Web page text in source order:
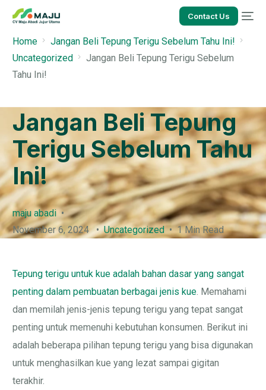
Contact Us
Home
Jangan Beli Tepung Terigu Sebelum Tahu Ini!
Uncategorized
Jangan Beli Tepung Terigu Sebelum
Tahu Ini!
Jangan Beli Tepung
Terigu Sebelum Tahu
Ini!
maju abadi
November 6, 2024
Uncategorized 1 Min Read
Tepung terigu untuk kue adalah bahan dasar yang sangat
penting dalam pembuatan berbagai jenis kue . Memahami
dan memilah jenis-jenis tepung terigu yang tepat sangat
penting untuk memenuhi kebutuhan konsumen. Berikut ini
adalah beberapa pilihan tepung terigu yang bisa digunakan
untuk menghasilkan kue yang lezat sampai gigitan
terakhir.